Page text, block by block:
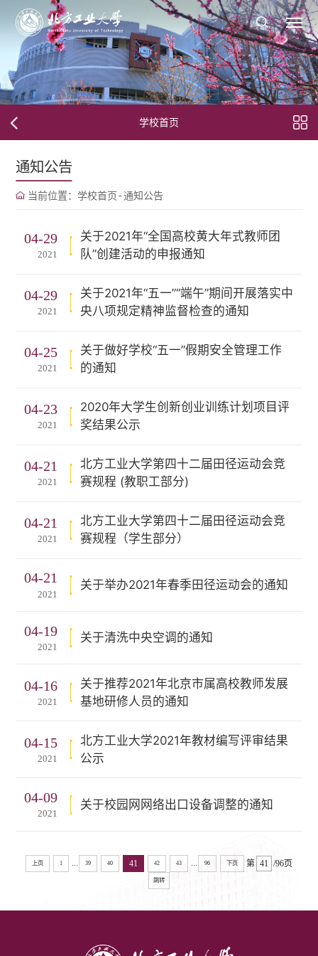
学校首页
通知公告
当前位置： 学校首页-通知公告
04-29
2021
关于2021年“全国高校黄大年式教师团
队”创建活动的申报通知
04-29
2021
关于2021年“五一”“端午”期间开展落实中
央八项规定精神监督检查的通知
04-25
2021
关于做好学校“五一”假期安全管理工作
的通知
04-23
2021
2020年大学生创新创业训练计划项目评
奖结果公示
04-21
2021
北方工业大学第四十二届田径运动会竞
赛规程 (教职工部分)
04-21
2021
北方工业大学第四十二届田径运动会竞
赛规程（学生部分）
04-21
2021
关于举办2021年春季田径运动会的通知
04-19
2021
关于清洗中央空调的通知
04-16
2021
关于推荐2021年北京市属高校教师发展
基地研修人员的通知
04-15
2021
北方工业大学2021年教材编写评审结果
公示
04-09
2021
关于校园网网络出口设备调整的通知
上页 1 ... 39 40 41 42 43 ... 96 下页 第 /96页
跳转